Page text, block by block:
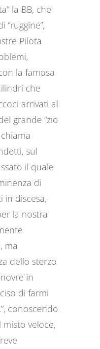
la BB, che
“ruggine”,
Pilota
la famosa
che
arrivati al
grande “zio
sul
il quale
di
in discesa,
la nostra
ma
dello sterzo
in
di farmi
conoscendo
misto veloce,